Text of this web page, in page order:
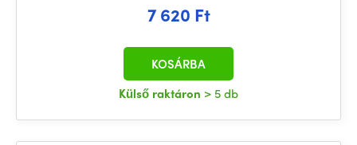
7 620 Ft
Külső raktáron > 5 db
KOSÁRBA